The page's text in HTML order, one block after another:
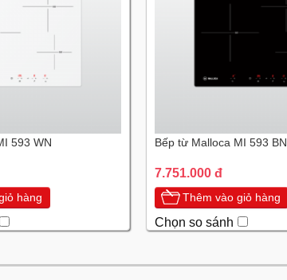
593 WN
hàng
Bếp từ Malloca MI 593 BN
7.751.000 đ
Thêm vào giỏ hàng
Chọn so sánh